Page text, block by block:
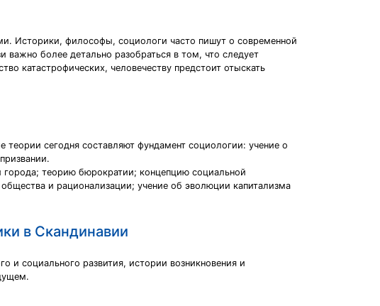
Историки, философы, социологи часто пишут о современной
важно более детально разобраться в том, что следует
катастрофических, человечеству предстоит отыскать
сегодня составляют фундамент социологии: учение о
теорию бюрократии; концепцию социальной
и рационализации; учение об эволюции капитализма
в Скандинавии
и социального развития, истории возникновения и